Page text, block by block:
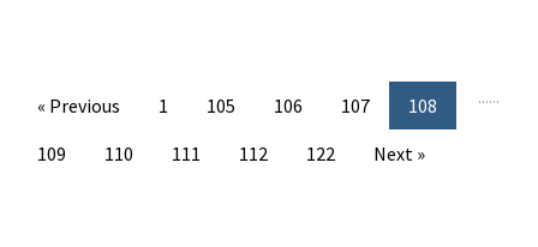
« Previous 1 ...
105 106 107
108
109
110 111 112
...
122
Next »